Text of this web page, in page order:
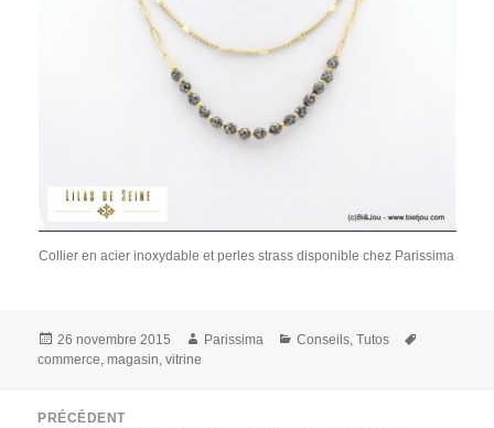
Collier en acier inoxydable et perles strass disponible chez Parissima
Publié
le
26 novembre 2015 Auteur
Parissima Catégories
Conseils ,Tutos
commerce ,magasin ,vitrine
PRÉCÉDENT